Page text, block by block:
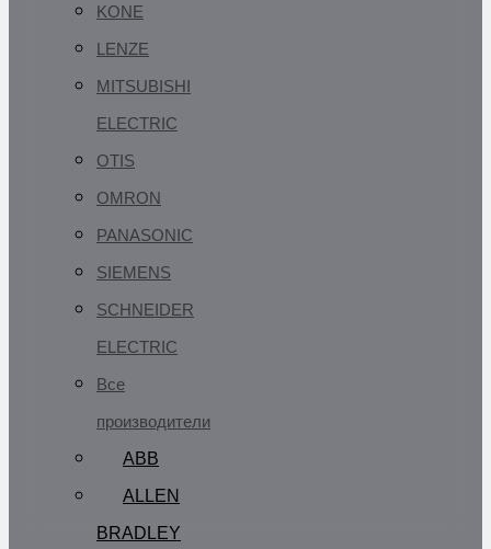
KONE
LENZE
MITSUBISHI
ELECTRIC
OTIS
OMRON
PANASONIC
SIEMENS
SCHNEIDER
ELECTRIC
Все
производители
ABB
ALLEN
BRADLEY